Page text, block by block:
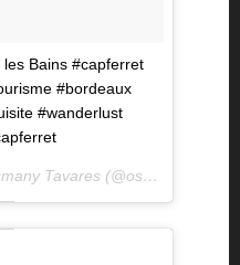
les Bains #capferret
#bordeaux
#wanderlust
Une photo publiée par Osmany Tavares (@osmanyy) le